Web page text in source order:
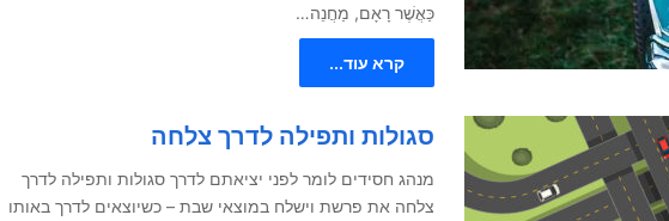
כַּאֲשֶׁר רָאָם, מַחֲנֵה…
קרא עוד...
סגולות ותפילה לדרך צלחה
מנהג חסידים לומר לפני יציאתם לדרך סגולות ותפילה לדרך
צלחה את פרשת וישלח במוצאי שבת – כשיוצאים לדרך באותו